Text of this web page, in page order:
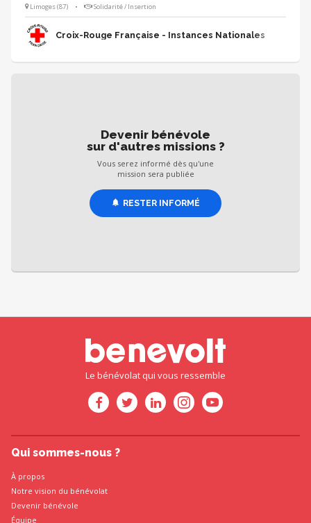
parole de toutes les personnes issues de la population générale mais
aussi tous les détenus incarcérés en France. Dans ce cadre, les
bénévoles écoutent en moyenne 140 000 appels par an dont ⅓
proviennent de personnes placées sous main de justice.
Limoges (87) • Solidarité / Insertion
Croix-Rouge Française - Instances Nationales
Devenir bénévole
sur d'autres missions ?
Vous serez informé dès qu'une
mission sera publiée
RESTER INFORMÉ
Le bénévolat qui vous ressemble
Qui sommes-nous ?
À propos
Notre vision du bénévolat
Devenir bénévole
Équipe